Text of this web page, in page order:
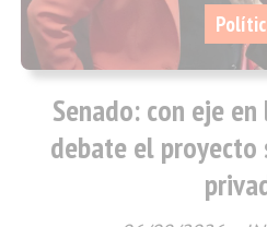
Senado: con eje
debate el proyecto